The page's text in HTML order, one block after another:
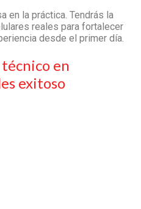
en la práctica. Tendrás la
reales para fortalecer
desde el primer día.
técnico en
exitoso